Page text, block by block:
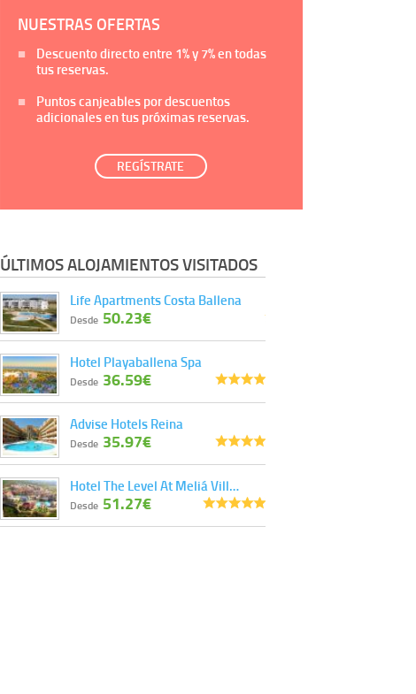
NUESTRAS OFERTAS
Descuento directo entre 1%y7%en todas
tus reservas.
Puntos canjeables por descuentos
adicionales en tus próximas reservas.
REGÍSTRATE
ÚLTIMOS ALOJAMIENTOS VISITADOS
Life Apartments Costa Ballena
Desde 50.23€
Hotel Playaballena Spa
Desde 36.59€
Advise Hotels Reina
Desde 35.97€
Hotel The Level At Meliá Vill…
Desde 51.27€